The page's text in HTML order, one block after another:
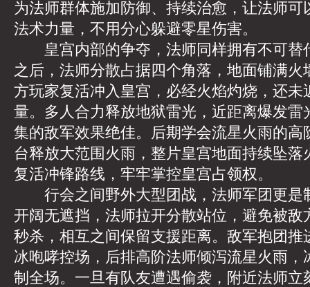
为法师群体施加防御、持续治愈，让法师可
法术力量，不用分心躲避零星伤害。
皇宫内部的争夺，法师同样拥有不可替
之后，法师分散占据四个角落，地面铺满火
方玩家复活冲入皇宫，必经火焰灼烧，还未
量。多人合力释放地狱雷光，近距离爆发雷
集的敌军效果绝佳。后期学会流星火雨的高
台释放大范围火雨，整片皇宫地面持续坠落
复活冲锋路线，牢牢掌控皇宫占领权。
行会之间野外大型团战，法师军团更是
开阔无遮挡，法师拉开分散站位，避免被敌
秒杀，相互之间保留支援距离。敌军抱团推
冰咆哮控场，后排高阶法师倾泻流星火雨，
制全场。一旦有队友遭遇偷袭，附近法师立